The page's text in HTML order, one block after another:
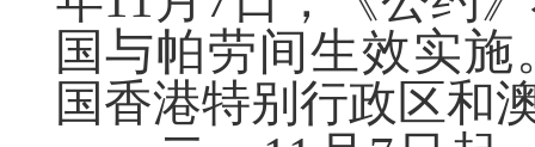
国与帕劳间生效实
国香港特别行政区和